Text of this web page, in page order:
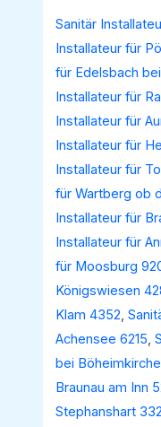
Sanitär
Installateur für
für Edelsbach
Installateur für
Installateur für
Installateur für
Installateur für
für Wartberg ob
Installateur für
Installateur für
für Moosburg
Königswiesen
Klam 4352,
Achensee 6215,
bei
Braunau am Inn
Stephanshart